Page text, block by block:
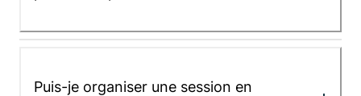
Puis-je organiser une session en